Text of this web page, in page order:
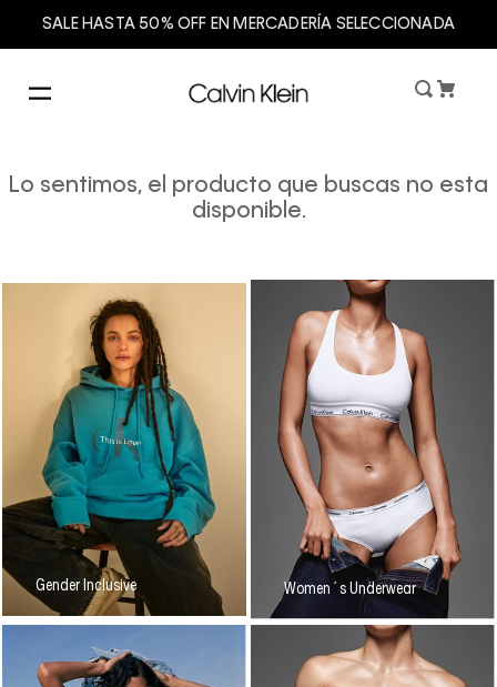
SALE HASTA 50% OFF EN MERCADERÍA SELECCIONADA
Lo sentimos, el producto que buscas no esta
disponible.
Gender Inclusive Women´s Underwear